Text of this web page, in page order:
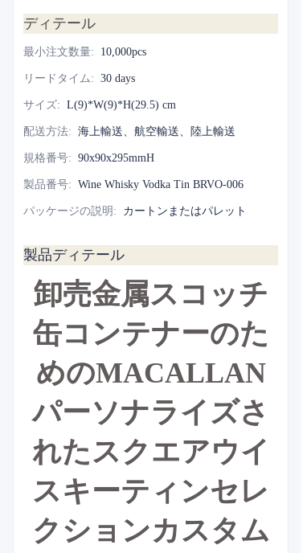
ディテール
最小注文数量: 10,000pcs
リードタイム: 30 days
サイズ: L(9)*W(9)*H(29.5) cm
配送方法: 海上輸送、航空輸送、陸上輸送
規格番号: 90x90x295mmH
製品番号: Wine Whisky Vodka Tin BRVO-006
パッケージの説明 : カートンまたはパレット
製品ディテール
卸売金属スコッチ
缶コンテナーのた
めのMACALLAN
パーソナライズさ
れたスクエアウイ
スキーティンセレ
クションカスタム